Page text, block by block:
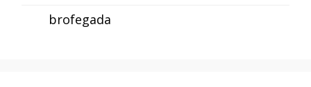
brofegada